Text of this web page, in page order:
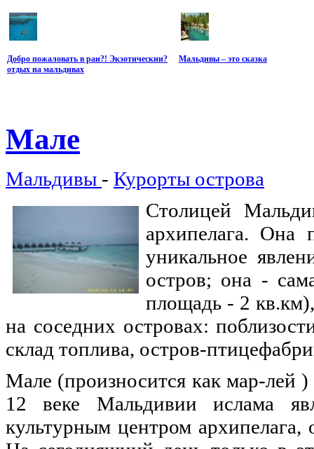
Добро пожаловать в раи?! Экзотическии?
отдых на мальдивах
Мальдивы – это сказка
Мале
Мальдивы - Курорты острова
Столицей
архипелага. Она
уникальное
остров; она -
площадь - 2
на соседних островах:
склад топлива, остров-
Мале (произносится как мар-лей
12 веке Мальдивии ислама
культурным центром архипелага,